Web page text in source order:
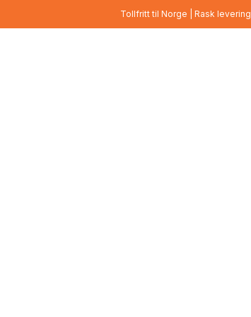
Tollfritt til Norge | Rask levering